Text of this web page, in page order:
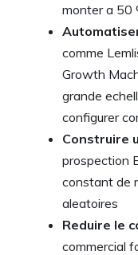
monter a 50
comme
Growth
grande
configurer
Construire
prospection
constant de
aleatoires
Reduire le
commercial